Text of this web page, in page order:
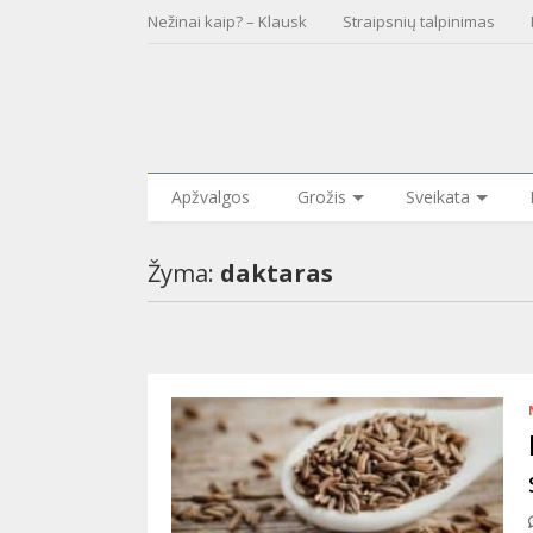
Nežinai kaip? – Klausk Straipsnių talpinimas
Apžvalgos Grožis Sveikata
Žyma: daktaras